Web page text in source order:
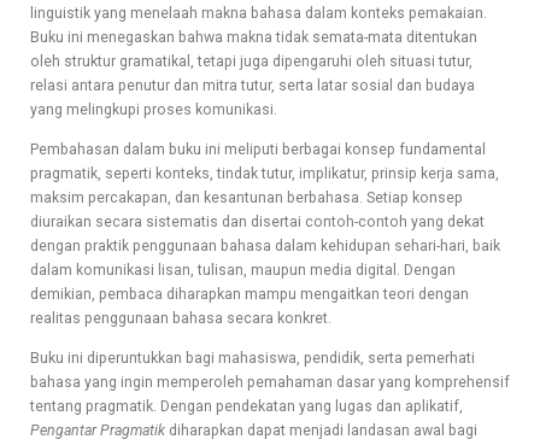
linguistik yang menelaah makna bahasa dalam konteks pemakaian.
Buku ini menegaskan bahwa makna tidak semata-mata ditentukan
oleh struktur gramatikal, tetapi juga dipengaruhi oleh situasi tutur,
relasi antara penutur dan mitra tutur, serta latar sosial dan budaya
yang melingkupi proses komunikasi.
Pembahasan dalam buku ini meliputi berbagai konsep fundamental
pragmatik, seperti konteks, tindak tutur, implikatur, prinsip kerja sama,
maksim percakapan, dan kesantunan berbahasa. Setiap konsep
diuraikan secara sistematis dan disertai contoh-contoh yang dekat
dengan praktik penggunaan bahasa dalam kehidupan sehari-hari, baik
dalam komunikasi lisan, tulisan, maupun media digital. Dengan
demikian, pembaca diharapkan mampu mengaitkan teori dengan
realitas penggunaan bahasa secara konkret.
Buku ini diperuntukkan bagi mahasiswa, pendidik, serta pemerhati
bahasa yang ingin memperoleh pemahaman dasar yang komprehensif
tentang pragmatik. Dengan pendekatan yang lugas dan aplikatif,
Pengantar Pragmatik diharapkan dapat menjadi landasan awal bagi